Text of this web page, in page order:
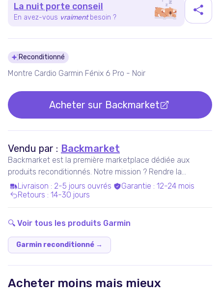
La nuit porte conseil
En avez-vous vraiment besoin ?
Détails du produit
Reconditionné
Montre Cardio Garmin Fénix 6 Pro - Noir
Acheter sur Backmarket
Vendu par : Backmarket
Backmarket est la première marketplace dédiée aux
produits reconditionnés. Notre mission ? Rendre la
consommation de produits ressuscités mainstream.
Livraison : 2-5 jours ouvrés Garantie : 12-24 mois
Retours : 14-30 jours
🔍 Voir tous les produits Garmin
Garmin reconditionné →
Acheter moins mais mieux